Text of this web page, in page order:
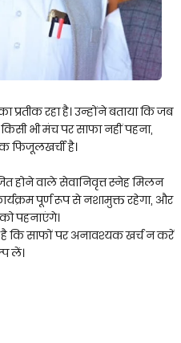
प्रतीक रहा है। उन्होंने बताया कि जब
भी मंच पर साफा नहीं पहना,
है।
होने वाले सेवानिवृत्त स्नेह मिलन
पूर्ण रूप से नशामुक्त रहेगा, और
पहनाएंगे।
कि साफों पर अनावश्यक खर्च न करें
लें।